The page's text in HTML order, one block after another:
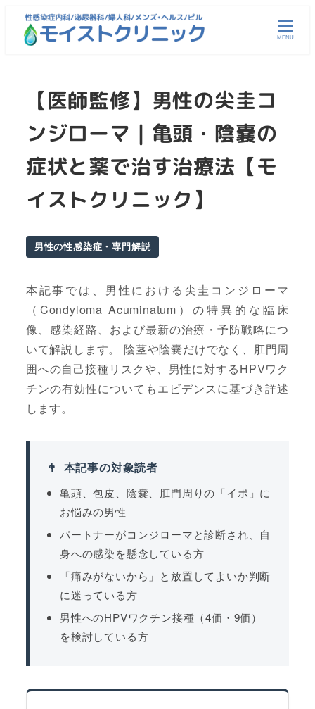
MENU
【医師監修】男性の尖圭コ
ンジローマ｜亀頭・陰嚢の
症状と薬で治す治療法【モ
イストクリニック】
男性の性感染症・専門解説
本記事では、男性における尖圭コンジローマ
（Condyloma Acuminatum）の特異的な臨床
像、感染経路、および最新の治療・予防戦略につ
いて解説します。 陰茎や陰嚢だけでなく、肛門周
囲への自己接種リスクや、男性に対するHPVワク
チンの有効性についてもエビデンスに基づき詳述
します。
本記事の対象読者
亀頭、包皮、陰嚢、肛門周りの「イボ」に
お悩みの男性
パートナーがコンジローマと診断され、自
身への感染を懸念している方
「痛みがないから」と放置してよいか判断
に迷っている方
男性へのHPVワクチン接種（4価・9価）
を検討している方